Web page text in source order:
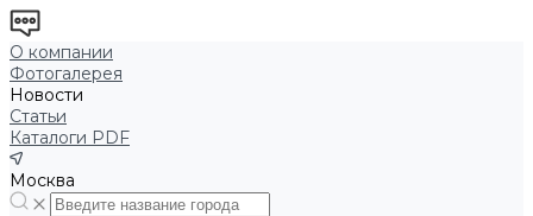
О компании
Фотогалерея
Новости
Статьи
Каталоги PDF
Москва